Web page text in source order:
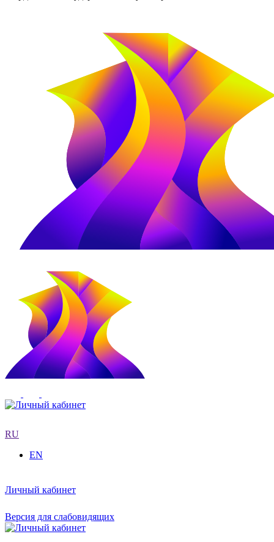
RU
EN
Личный кабинет
Версия для слабовидящих